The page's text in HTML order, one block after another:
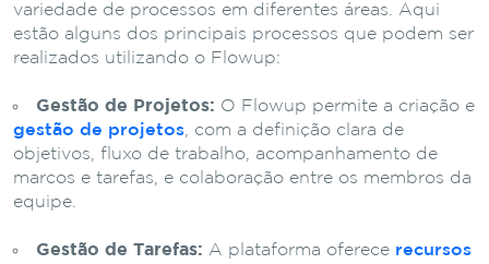
variedade de processos em diferentes áreas. Aqui
estão alguns dos principais processos que podem ser
realizados utilizando o Flowup:
Gestão de Projetos: O Flowup permite a criação e
gestão de projetos , com a definição clara de
objetivos, fluxo de trabalho, acompanhamento de
marcos e tarefas, e colaboração entre os membros da
equipe.
Gestão de Tarefas: A plataforma oferece recursos